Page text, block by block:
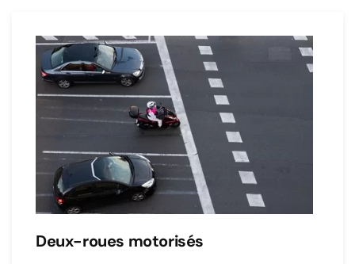
Deux-roues motorisés